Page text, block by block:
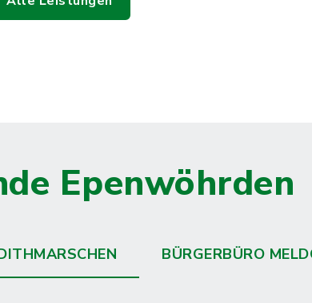
Epenwöhrden
BÜRGERBÜRO